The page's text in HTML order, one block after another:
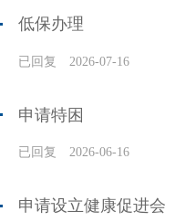
低保办理
已回复 2026-07-16
申请特困
已回复 2026-06-16
申请设立健康促进会